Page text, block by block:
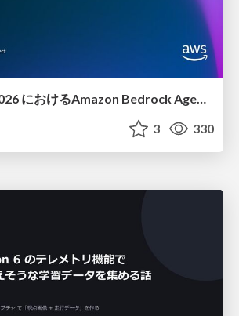
NYC Summit 2026 における Amazon Bedrock AgentCore のアップデート
3 330